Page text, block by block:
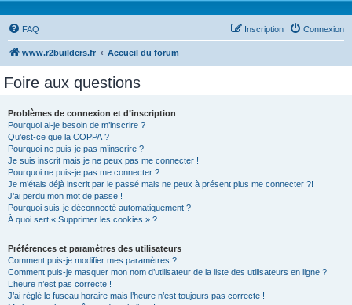
FAQ Connexion
Inscription
www.r2builders.fr Accueil du forum
Foire aux questions
Problèmes de connexion et d’inscription
Pourquoi ai-je besoin de m’inscrire ?
Qu’est-ce que la COPPA ?
Pourquoi ne puis-je pas m’inscrire ?
Je suis inscrit mais je ne peux pas me connecter !
Pourquoi ne puis-je pas me connecter ?
Je m’étais déjà inscrit par le passé mais ne peux à présent plus me connecter ?!
J’ai perdu mon mot de passe !
Pourquoi suis-je déconnecté automatiquement ?
À quoi sert « Supprimer les cookies » ?
Préférences et paramètres des utilisateurs
Comment puis-je modifier mes paramètres ?
Comment puis-je masquer mon nom d’utilisateur de la liste des utilisateurs en ligne ?
L’heure n’est pas correcte !
J’ai réglé le fuseau horaire mais l’heure n’est toujours pas correcte !